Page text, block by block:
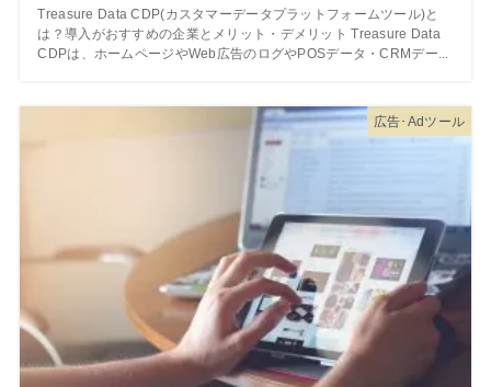
Treasure Data CDP(カスタマーデータプラットフォームツール)と
は？導入がおすすめの企業とメリット・デメリット Treasure Data
CDPは、ホームページやWeb広告のログやPOSデータ・CRMデー...
広告･Adツール